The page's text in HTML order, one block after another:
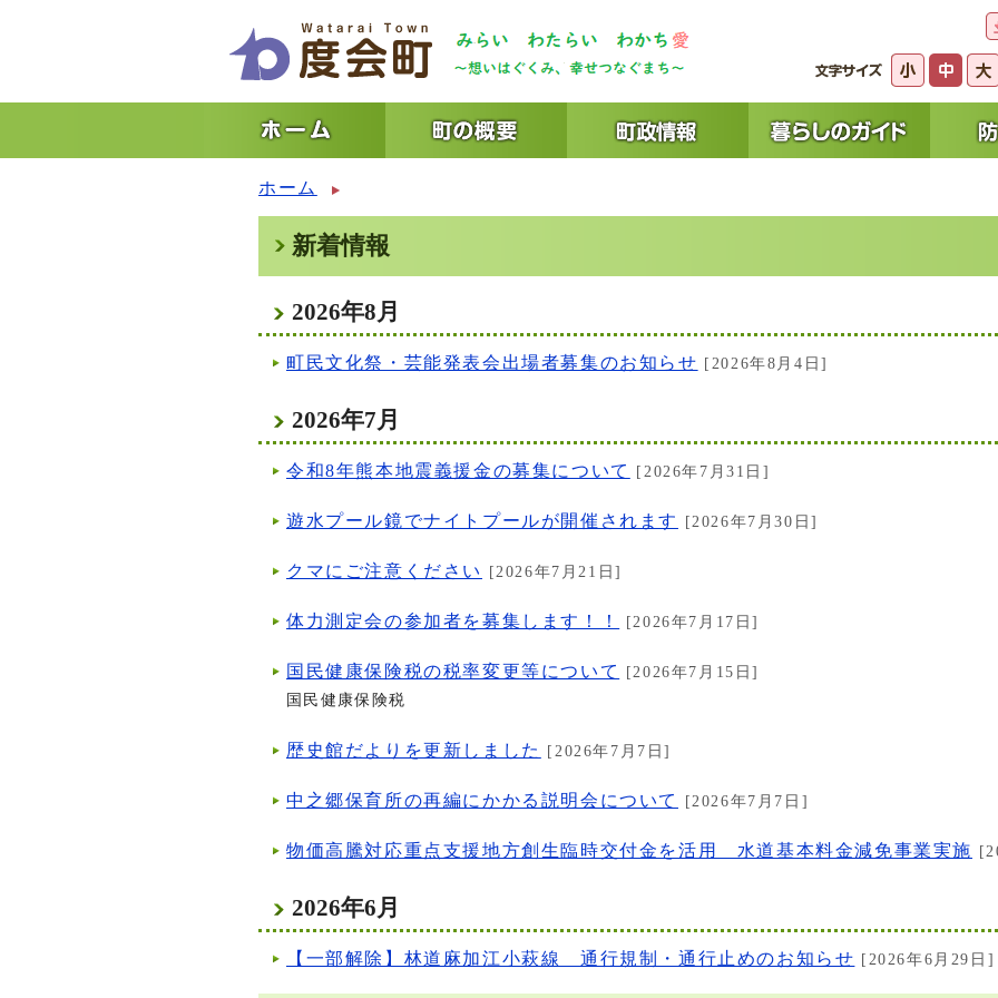
ホーム
新着情報
2026年8月
町民文化祭・芸能発表会出場者募集のお知らせ [2026年8月4日]
2026年7月
令和8年熊本地震義援金の募集について [2026年7月31日]
遊水プール鏡でナイトプールが開催されます [2026年7月30日]
クマにご注意ください [2026年7月21日]
体力測定会の参加者を募集します！！ [2026年7月17日]
国民健康保険税の税率変更等について
[2026年7月15日]
国民健康保険税
歴史館だよりを更新しました [2026年7月7日]
中之郷保育所の再編にかかる説明会について [2026年7月7日]
物価高騰対応重点支援地方創生臨時交付金を活用 水道基本料金減免事業実施
2026年6月
【一部解除】林道麻加江小萩線 通行規制・通行止めのお知らせ [2026年6月29日]